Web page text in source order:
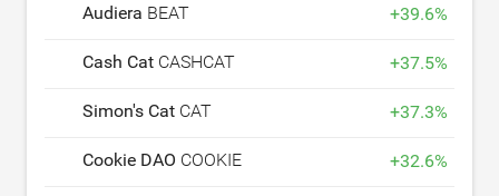
Audiera BEAT +39.6%
Cash Cat CASHCAT +37.5%
Simon's Cat CAT +37.3%
Cookie DAO COOKIE +32.6%